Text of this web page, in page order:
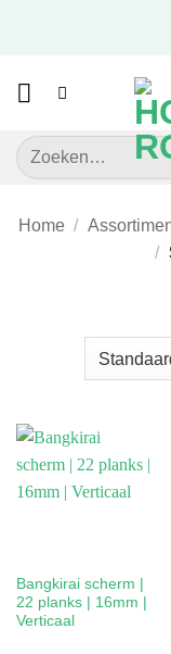
Zoeken
naar:
Home /
/
Bangkirai scherm |
22 planks | 16mm |
Verticaal